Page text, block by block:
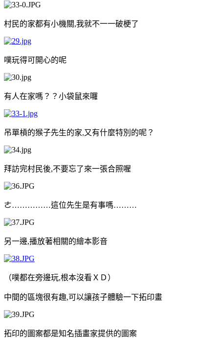
村民的家都有小機關,我就不一一破梗了
噗玩得可開心的呢
有人在家嗎？？小袋鼠來囉
吊單槓的猴子先生的家,又有什麼特別的呢？
拜訪完村民後,不要忘了來一張合照喔
ㄜ……………這位先生是有事嗎………
另一邊,播放著相關的繪本影音
（噗都在旁邊玩,根本沒看ＸＤ）
中間的區塊很有趣,可以讓孩子體驗一下拓印畫
拓印的圖案都是知名插畫家提供的圖案